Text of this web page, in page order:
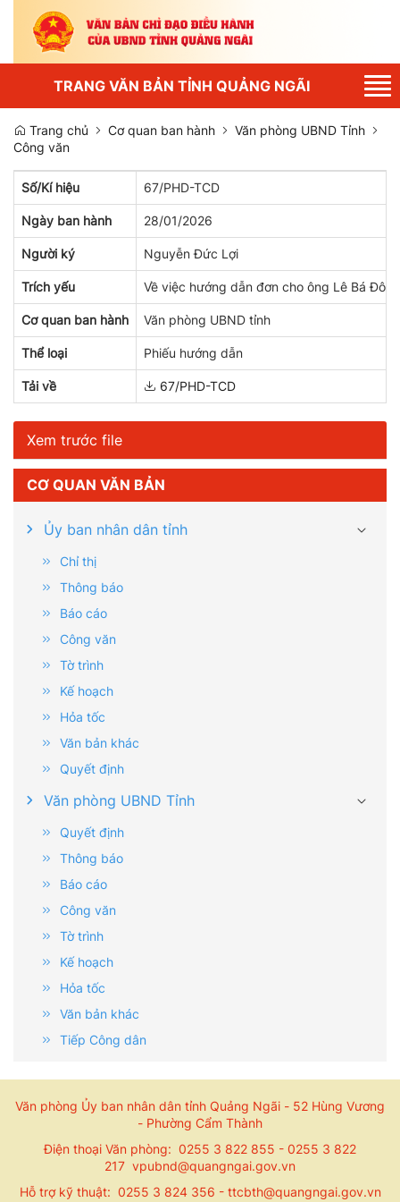
TRANG VĂN BẢN TỈNH QUẢNG NGÃI
CƠ QUAN VĂN BẢN
Ủy ban nhân dân tỉnh
Chỉ thị
Thông báo
Báo cáo
Công văn
Tờ trình
Kế hoạch
Hỏa tốc
Văn bản khác
Quyết định
Văn phòng UBND Tỉnh
Quyết định
Thông báo
Báo cáo
Công văn
Tờ trình
Kế hoạch
Hỏa tốc
Văn bản khác
Tiếp Công dân
Trang chủ Cơ quan ban hành
Văn phòng UBND Tỉnh
Công văn
Số/Kí hiệu 67/PHD-TCD
Ngày ban hành 28/01/2026
Người ký Nguyễn Đức Lợi
Trích yếu Về việc hướng dẫn đơn cho ông Lê Bá Đông
Cơ quan ban hành Văn phòng UBND tỉnh
Thể loại Phiếu hướng dẫn
Tải về 67/PHD-TCD
Xem trước file
Văn phòng Ủy ban nhân dân tỉnh Quảng Ngãi - 52 Hùng Vương
- Phường Cẩm Thành
Điện thoại Văn phòng: 0255 3 822 855 - 0255 3 822
217 vpubnd@quangngai.gov.vn
Hỗ trợ kỹ thuật: 0255 3 824 356 - ttcbth@quangngai.gov.vn